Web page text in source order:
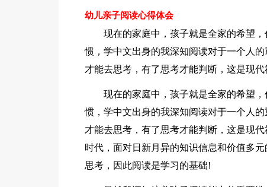
幼儿亲子阅读心得体会
现在的家庭中，孩子就是全家的希望
惯，学中文出身的我深知阅读对于一个人
才能去思考，有了思考才能判断，这是现
现在的家庭中，孩子就是全家的希望
惯，学中文出身的我深知阅读对于一个人
才能去思考，有了思考才能判断，这是现
时代，面对日新月异的知识信息和价值多
思考，因此阅读是学习的基础!